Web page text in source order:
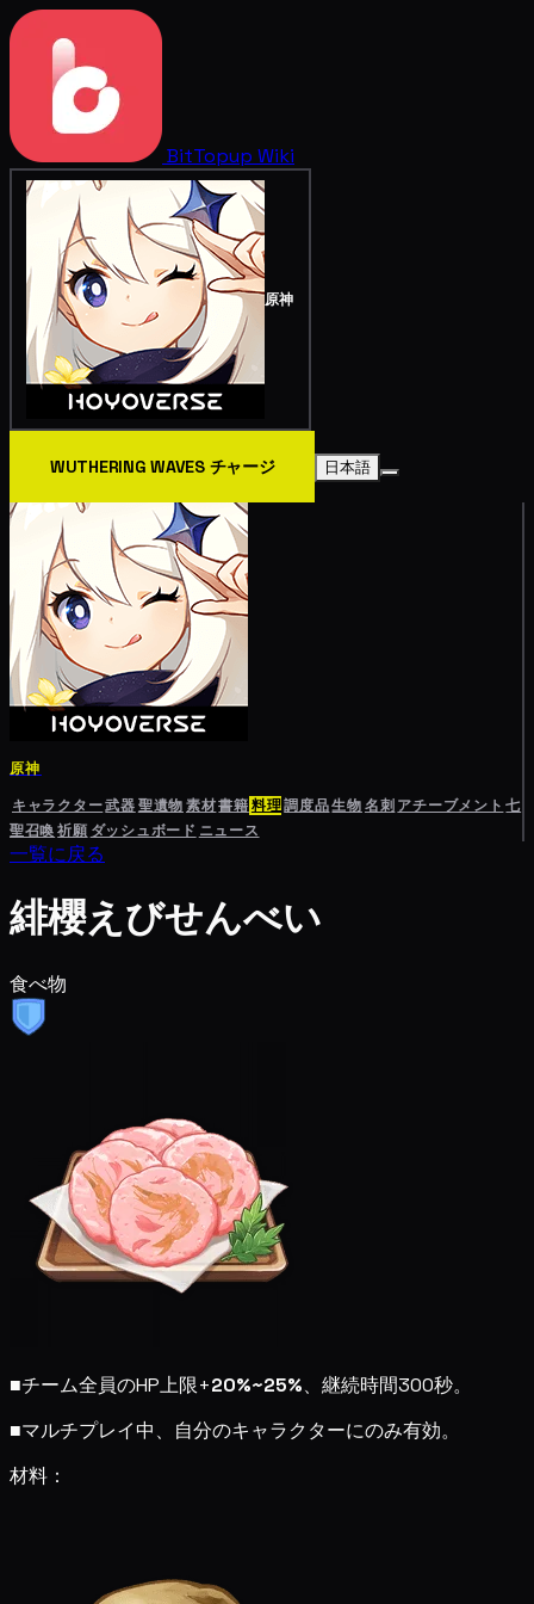
BitTopup Wiki
原神
WUTHERING WAVES チャージ 日本語
原神
キャラクター武器聖遺物素材書籍料理調度品生物名刺 アチーブメント 七
聖召喚祈願 ダッシュボード ニュース
一覧に戻る
緋櫻えびせんべい
食べ物
■チーム全員のHP上限+20%~25%、継続時間300秒。
■マルチプレイ中、自分のキャラクターにのみ有効。
材料：